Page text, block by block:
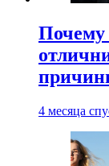
Почему
4 месяца